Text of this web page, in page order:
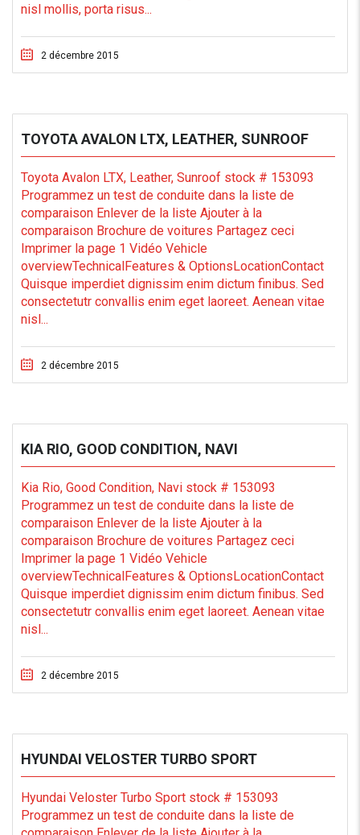
nisl mollis, porta risus...
2 décembre 2015
TOYOTA AVALON LTX, LEATHER, SUNROOF
Toyota Avalon LTX, Leather, Sunroof stock # 153093
Programmez un test de conduite dans la liste de
comparaison Enlever de la liste Ajouter à la
comparaison Brochure de voitures Partagez ceci
Imprimer la page 1 Vidéo Vehicle
overviewTechnicalFeatures & OptionsLocationContact
Quisque imperdiet dignissim enim dictum finibus. Sed
consectetutr convallis enim eget laoreet. Aenean vitae
nisl...
2 décembre 2015
KIA RIO, GOOD CONDITION, NAVI
Kia Rio, Good Condition, Navi stock # 153093
Programmez un test de conduite dans la liste de
comparaison Enlever de la liste Ajouter à la
comparaison Brochure de voitures Partagez ceci
Imprimer la page 1 Vidéo Vehicle
overviewTechnicalFeatures & OptionsLocationContact
Quisque imperdiet dignissim enim dictum finibus. Sed
consectetutr convallis enim eget laoreet. Aenean vitae
nisl...
2 décembre 2015
HYUNDAI VELOSTER TURBO SPORT
Hyundai Veloster Turbo Sport stock # 153093
Programmez un test de conduite dans la liste de